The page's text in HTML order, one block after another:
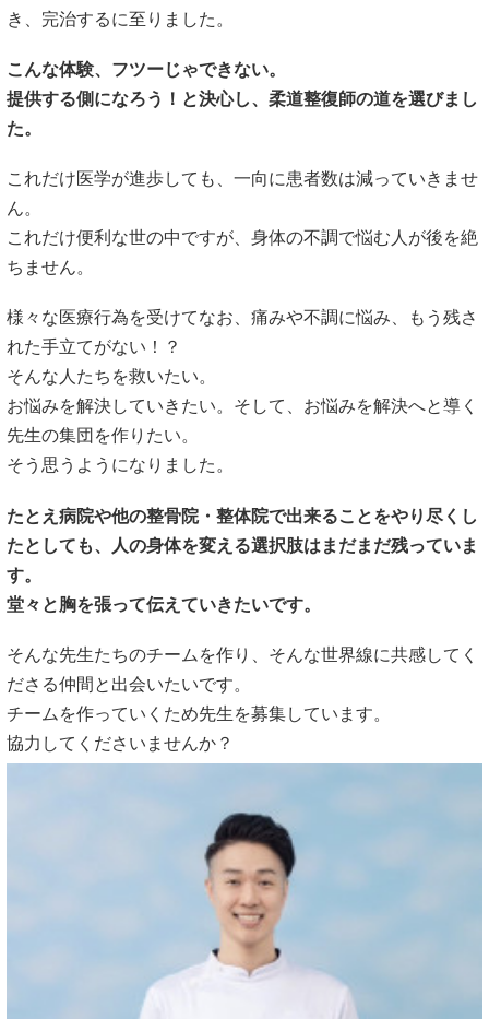
き、完治するに至りました。
こんな体験、フツーじゃできない。
提供する側になろう！と決心し、柔道整復師の道を選びまし
た。
これだけ医学が進歩しても、一向に患者数は減っていきませ
ん。
これだけ便利な世の中ですが、身体の不調で悩む人が後を絶
ちません。
様々な医療行為を受けてなお、痛みや不調に悩み、もう残さ
れた手立てがない！？
そんな人たちを救いたい。
お悩みを解決していきたい。そして、お悩みを解決へと導く
先生の集団を作りたい。
そう思うようになりました。
たとえ病院や他の整骨院・整体院で出来ることをやり尽くし
たとしても、人の身体を変える選択肢はまだまだ残っていま
す。
堂々と胸を張って伝えていきたいです。
そんな先生たちのチームを作り、そんな世界線に共感してく
ださる仲間と出会いたいです。
チームを作っていくため先生を募集しています。
協力してくださいませんか？